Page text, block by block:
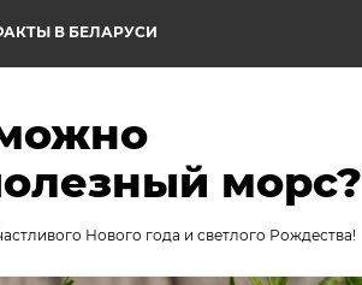
В БЕЛАРУСИ
морс?
Нового года и светлого Рождества!